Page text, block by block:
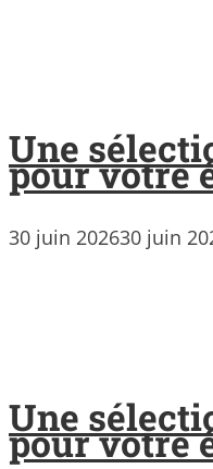
Une
pour votre
30 juin 202630 juin
Une
pour votre